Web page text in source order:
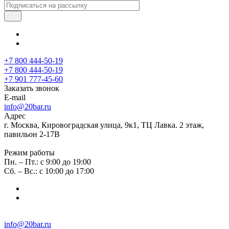
+7 800 444-50-19
+7 800 444-50-19
+7 901 777-45-60
Заказать звонок
E-mail
info@20bar.ru
Адрес
г. Москва, Кировоградская улица, 9к1, ТЦ Лавка. 2 этаж,
павильон 2-17В
Режим работы
Пн. – Пт.: с 9:00 до 19:00
Сб. – Вс.: с 10:00 до 17:00
info@20bar.ru